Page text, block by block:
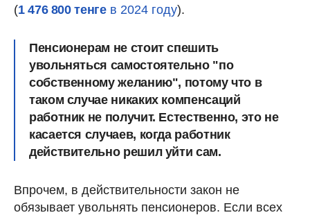
(1 476 800 тенгев 2024 году).
Пенсионерам не стоит спешить
увольняться самостоятельно "по
собственному желанию", потому что в
таком случае никаких компенсаций
работник не получит. Естественно, это не
касается случаев, когда работник
действительно решил уйти сам.
Впрочем, в действительности закон не
обязывает увольнять пенсионеров. Если всех